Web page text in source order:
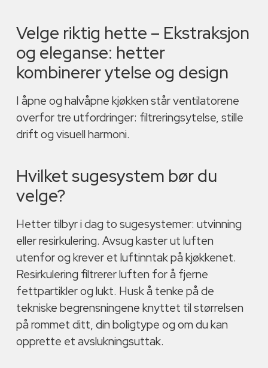
Velge riktig hette – Ekstraksjon
og eleganse: hetter
kombinerer ytelse og design
I åpne og halvåpne kjøkken står ventilatorene
overfor tre utfordringer: filtreringsytelse, stille
drift og visuell harmoni.
Hvilket sugesystem bør du
velge?
Hetter tilbyr i dag to sugesystemer: utvinning
eller resirkulering. Avsug kaster ut luften
utenfor og krever et luftinntak på kjøkkenet.
Resirkulering filtrerer luften for å fjerne
fettpartikler og lukt. Husk å tenke på de
tekniske begrensningene knyttet til størrelsen
på rommet ditt, din boligtype og om du kan
opprette et avslukningsuttak.